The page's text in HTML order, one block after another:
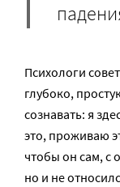
Психологи
глубоко,
сознавать: я
это, проживаю
чтобы он сам, с
но и не